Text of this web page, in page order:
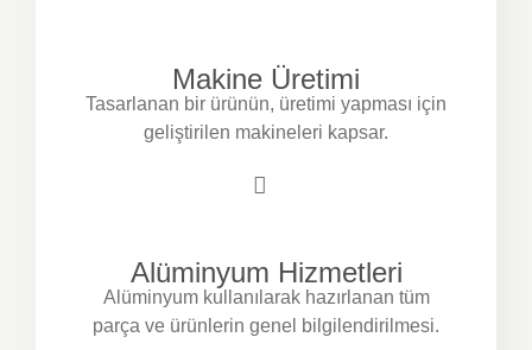
Makine Üretimi
Tasarlanan bir ürünün, üretimi yapması için
geliştirilen makineleri kapsar.
Alüminyum Hizmetleri
Alüminyum kullanılarak hazırlanan tüm
parça ve ürünlerin genel bilgilendirilmesi.